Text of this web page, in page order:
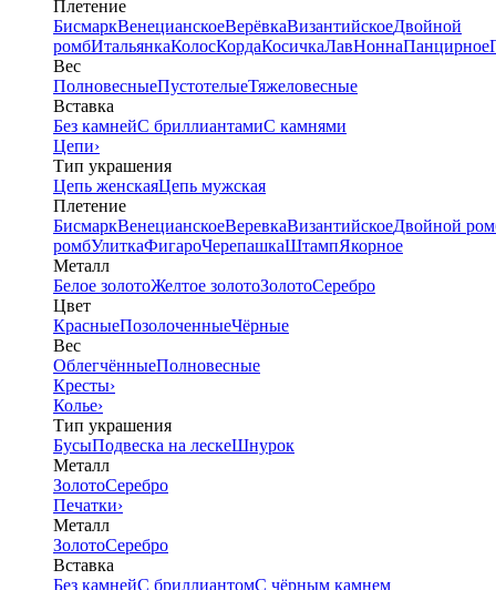
Плетение
БисмаркВенецианскоеВерёвкаВизантийскоеДвойной
ромбИтальянкаКолосКордаКосичкаЛавНоннаПанцирное
Вес
ПолновесныеПустотелыеТяжеловесные
Вставка
Без камнейС бриллиантамиС камнями
Цепи›
Тип украшения
Цепь женскаяЦепь мужская
Плетение
БисмаркВенецианскоеВеревкаВизантийскоеДвойной
ромбУлиткаФигароЧерепашкаШтампЯкорное
Металл
Белое золотоЖелтое золотоЗолотоСеребро
Цвет
КрасныеПозолоченныеЧёрные
Вес
ОблегчённыеПолновесные
Кресты›
Колье›
Тип украшения
БусыПодвеска на лескеШнурок
Металл
ЗолотоСеребро
Печатки›
Металл
ЗолотоСеребро
Вставка
Без камнейС бриллиантомС чёрным камнем